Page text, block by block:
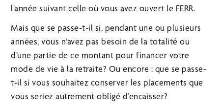
l’année suivant celle où vous avez ouvert le FERR.
Mais que se passe-t-il si, pendant une ou plusieurs
années, vous n’avez pas besoin de la totalité ou
d’une partie de ce montant pour financer votre
mode de vie à la retraite? Ou encore : que se passe-
t-il si vous souhaitez conserver les placements que
vous seriez autrement obligé d’encaisser?